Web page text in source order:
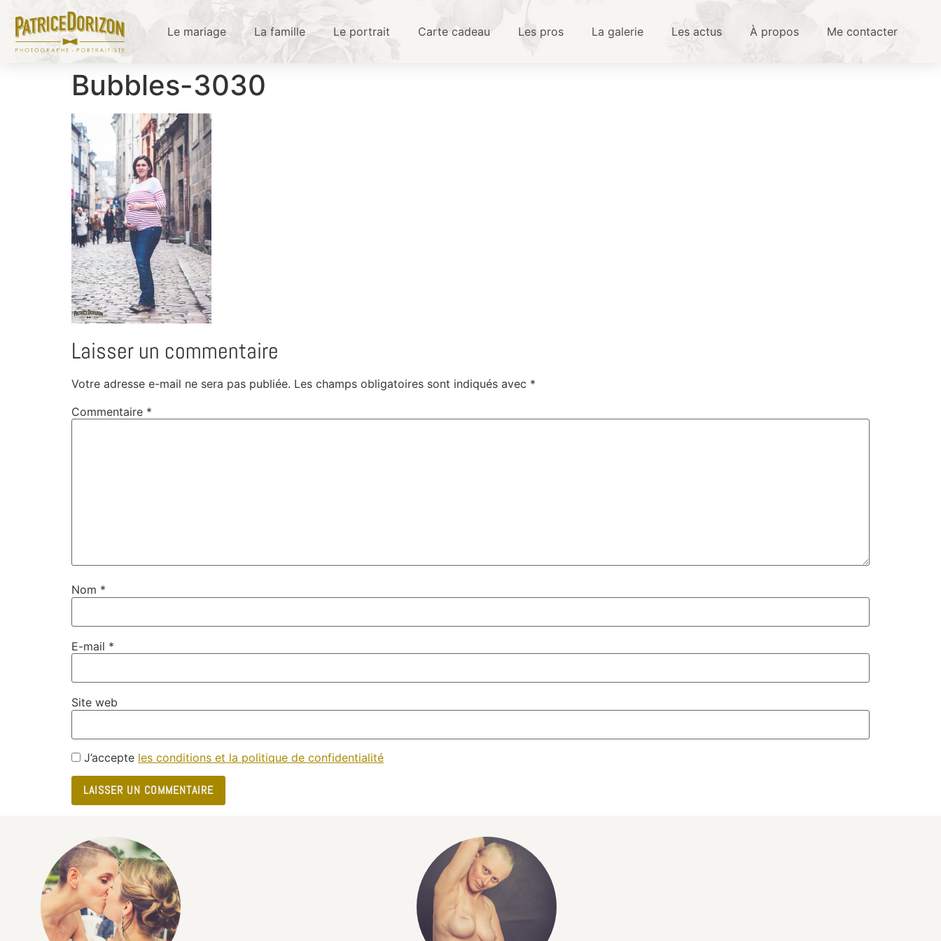
Le mariage La famille Le portrait Carte cadeau Les pros La galerie Les actus À propos Me contacter
Bubbles-3030
Laisser un commentaire
Votre adresse e-mail ne sera pas publiée. Les champs obligatoires sont indiqués avec *
Commentaire *
Nom *
E-mail *
Site web
J’accepte les conditions et la politique de confidentialité